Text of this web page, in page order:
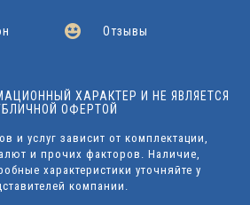
Отзывы
ХАРАКТЕР И НЕ ЯВЛЯЕТСЯ
ОФЕРТОЙ
и услуг зависит от комплектации,
и прочих факторов. Наличие,
характеристики уточняйте у
компании.